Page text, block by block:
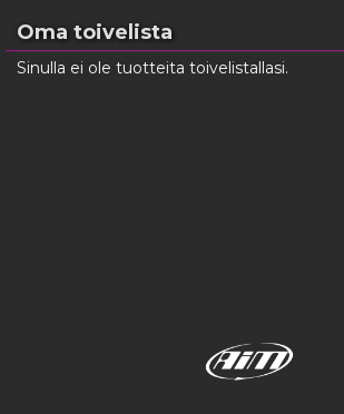
Oma toivelista
Sinulla ei ole tuotteita toivelistallasi.